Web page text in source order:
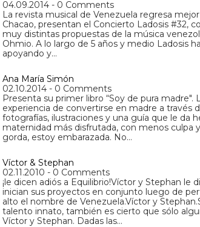
04.09.2014 - 0 Comments
La revista musical de Venezuela regresa
Chacao, presentan el Concierto Ladosis #32,
muy distintas propuestas de la música
Ohmio. A lo largo de 5 años y medio Ladosis
apoyando y…
Ana María Simón
02.10.2014 - 0 Comments
Presenta su primer libro “Soy de pura
experiencia de convertirse en madre a través
fotografías, ilustraciones y una guía que le da
maternidad más disfrutada, con menos culpa
gorda, estoy embarazada. No…
Víctor & Stephan
02.11.2010 - 0 Comments
¡le dicen adiós a Equilibrio!Víctor y Stephan le
inician sus proyectos en conjunto luego de
alto el nombre de Venezuela.Víctor y
talento innato, también es cierto que sólo
Víctor y Stephan. Dadas las…